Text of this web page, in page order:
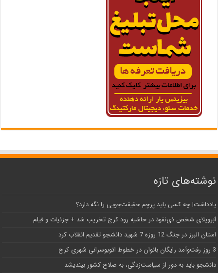
نوشته‌های تازه
یادداشت| ‌چه کسی باید پرچم حقیقت‌جویی را نگه دارد؟
اَبَر‌ویلای شخص ذی‌نفوذ در حاشیه‌ رود کرج تخریب شد + جزئیات و فیلم
استان البرز در جنگ 12 روزه 7 شهید دانشجو تقدیم انقلاب کرد
3 روز رفت‌وآمد رایگان بانوان در خطوط اتوبوسرانی شهری کرج
دانشجو باید به دور از سیاست‌زدگی، به صلاح کشور بیندیشد